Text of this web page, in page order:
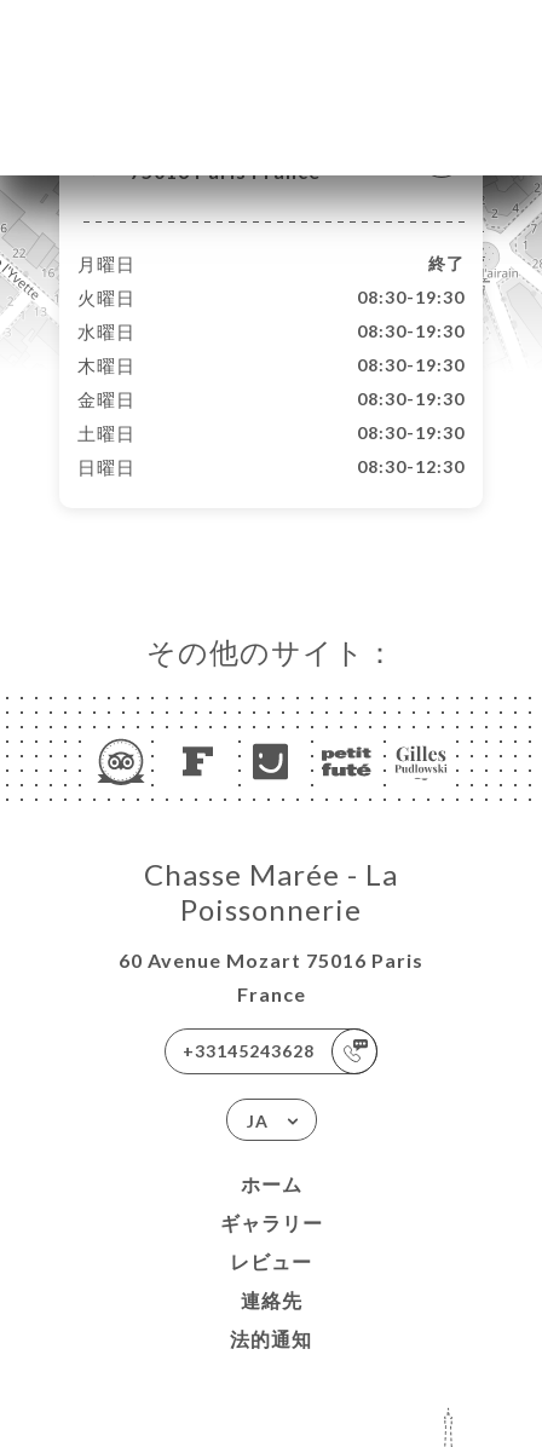
75016 Paris France
月曜日 終了
火曜日 08:30-19:30
水曜日 08:30-19:30
木曜日 08:30-19:30
金曜日 08:30-19:30
土曜日 08:30-19:30
日曜日 08:30-12:30
その他のサイト：
Chasse Marée - La
Poissonnerie
60 Avenue Mozart 75016 Paris
France
+33145243628
JA
ホーム
ギャラリー
レビュー
連絡先
法的通知